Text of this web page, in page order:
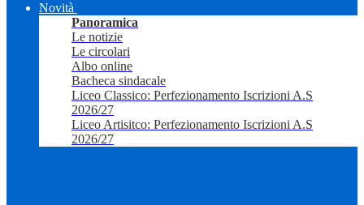
Novità
Panoramica
Le notizie
Le circolari
Albo online
Bacheca sindacale
Liceo Classico: Perfezionamento Iscrizioni A.S
2026/27
Liceo Artisitco: Perfezionamento Iscrizioni A.S
2026/27